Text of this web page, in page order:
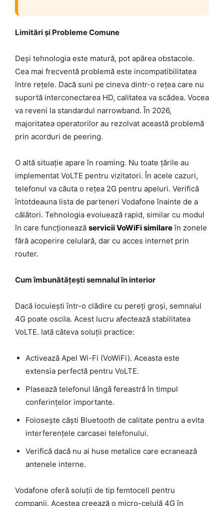
Limitări și Probleme Comune
Deși tehnologia este matură, pot apărea obstacole.
Cea mai frecventă problemă este incompatibilitatea
între rețele. Dacă suni pe cineva dintr-o rețea care nu
suportă interconectarea HD, calitatea va scădea. Vocea
va reveni la standardul narrowband. În 2026,
majoritatea operatorilor au rezolvat această problemă
prin acorduri de peering.
O altă situație apare în roaming. Nu toate țările au
implementat VoLTE pentru vizitatori. În acele cazuri,
telefonul va căuta o rețea 2G pentru apeluri. Verifică
întotdeauna lista de parteneri Vodafone înainte de a
călători. Tehnologia evoluează rapid, similar cu modul
în care funcționează servicii VoWiFi similareîn zonele
fără acoperire celulară, dar cu acces internet prin
router.
Cum îmbunătățești semnalul în interior
Dacă locuiești într-o clădire cu pereți groși, semnalul
4G poate oscila. Acest lucru afectează stabilitatea
VoLTE. Iată câteva soluții practice:
Activează Apel Wi-Fi (VoWiFi). Aceasta este
extensia perfectă pentru VoLTE.
Plasează telefonul lângă fereastră în timpul
conferințelor importante.
Folosește căști Bluetooth de calitate pentru a evita
interferențele carcasei telefonului.
Verifică dacă nu ai huse metalice care ecranează
antenele interne.
Vodafone oferă soluții de tip femtocell pentru
companii. Acestea creează o micro-celulă 4G în